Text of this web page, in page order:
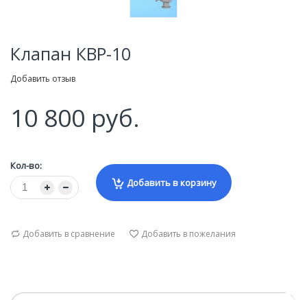
Клапан КВР-10
Добавить отзыв
10 800 руб.
Кол-во:
Добавить в корзину
Добавить в сравнение Добавить в пожелания